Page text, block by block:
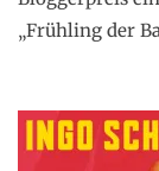
„Frühling der